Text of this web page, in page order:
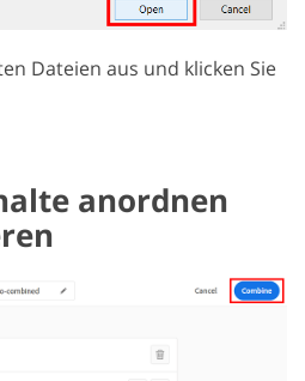
Dateien aus und klicken Sie
anordnen